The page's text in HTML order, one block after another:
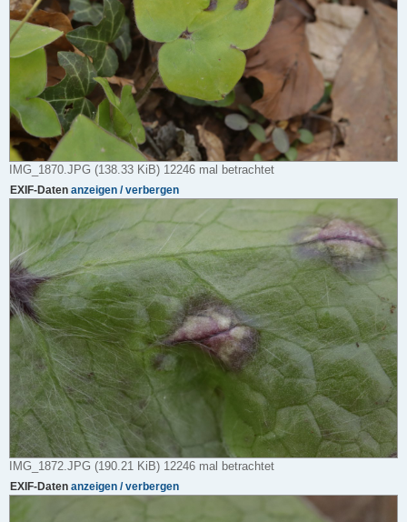
t
r
a
g
IMG_1870.JPG (138.33 KiB) 12246 mal betrachtet
EXIF-Daten anzeigen / verbergen
IMG_1872.JPG (190.21 KiB) 12246 mal betrachtet
EXIF-Daten anzeigen / verbergen